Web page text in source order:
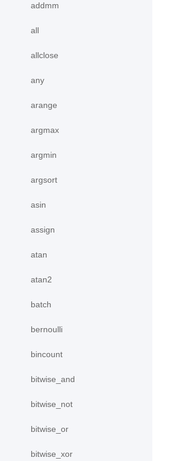
addmm
all
allclose
any
arange
argmax
argmin
argsort
asin
assign
atan
atan2
batch
bernoulli
bincount
bitwise_and
bitwise_not
bitwise_or
bitwise_xor